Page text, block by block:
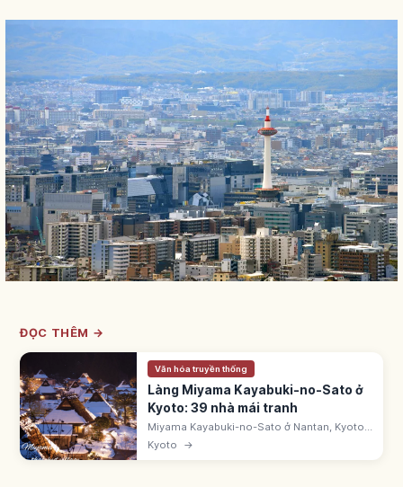
ĐỌC THÊM →
Văn hóa truyền thống
Làng Miyama Kayabuki-no-Sato ở
Kyoto: 39 nhà mái tranh
Miyama Kayabuki-no-Sato ở Nantan, Kyoto
là làng có 50 nhà, trong đó 39 nhà mái tranh
kiểu Kitayama-gata. Khu bảo tồn kiến trúc
Kyoto →